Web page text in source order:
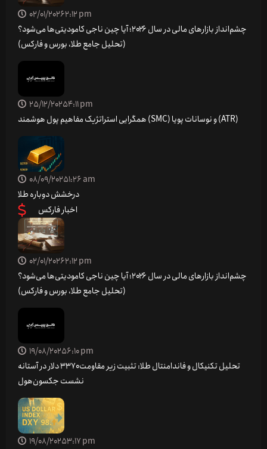
02/01/20262:12 pm
چشم‌انداز بازارهای مالی در سال ۲۰۲۶؛ آیا چین ناجی کامودیتی‌ها می‌شود؟
(تحلیل جامع طلا، بورس و فارکس)
25/12/20254:11 pm
همگرایی استراتژیک مفاهیم پول هوشمند (SMC) و نوسانات پویا (ATR)
08/09/20251:26 am
درخشش دوباره طلا
اخبار فارکس
02/01/20262:12 pm
چشم‌انداز بازارهای مالی در سال ۲۰۲۶؛ آیا چین ناجی کامودیتی‌ها می‌شود؟
(تحلیل جامع طلا، بورس و فارکس)
19/08/20256:10 pm
تحلیل تکنیکال و فاندامنتال طلا: تثبیت زیر مقاومت ۳۳۷۰ دلار در آستانه
نشست جکسون‌هول
19/08/20253:17 pm